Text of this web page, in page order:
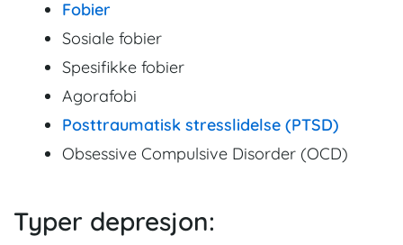
Fobier
Sosiale fobier
Spesifikke fobier
Agorafobi
Posttraumatisk stresslidelse (PTSD)
Obsessive Compulsive Disorder (OCD)
Typer depresjon: